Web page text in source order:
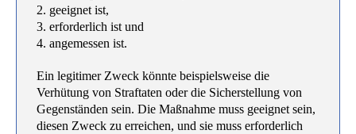
2. geeignet ist,
3. erforderlich ist und
4. angemessen ist.
Ein legitimer Zweck könnte beispielsweise die
Verhütung von Straftaten oder die Sicherstellung von
Gegenständen sein. Die Maßnahme muss geeignet sein,
diesen Zweck zu erreichen, und sie muss erforderlich